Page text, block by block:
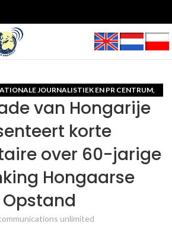
JOURNALISTIEK EN PR CENTRUM,
MOE-LANDEN
van Hongarije
korte
over 60-jarige
Hongaarse
Opstand
unlimited